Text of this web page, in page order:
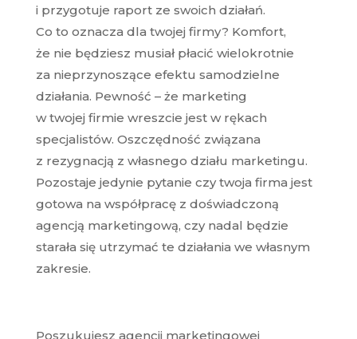
i przygotuje raport ze swoich działań.
Co to oznacza dla twojej firmy? Komfort,
że nie będziesz musiał płacić wielokrotnie
za nieprzynoszące efektu samodzielne
działania. Pewność – że marketing
w twojej firmie wreszcie jest w rękach
specjalistów. Oszczędność związana
z rezygnacją z własnego działu marketingu.
Pozostaje jedynie pytanie czy twoja firma jest
gotowa na współpracę z doświadczoną
agencją marketingową, czy nadal będzie
starała się utrzymać te działania we własnym
zakresie.
Poszukujesz agencji marketingowej